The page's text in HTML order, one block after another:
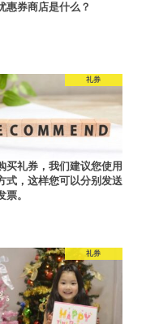
惠券商店是什么？
礼券
买礼券，我们建议您使用
式，这样您可以分别发送
票。
礼券